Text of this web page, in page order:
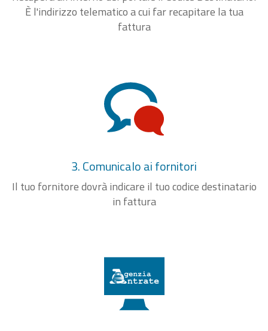
È l'indirizzo telematico a cui far recapitare la tua
fattura
3. Comunicalo ai fornitori
Il tuo fornitore dovrà indicare il tuo codice destinatario
in fattura